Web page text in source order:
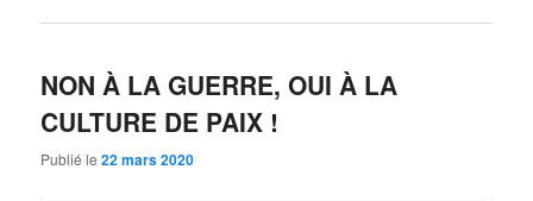
NON À LA GUERRE, OUI À LA
CULTURE DE PAIX !
Publié le22 mars 2020